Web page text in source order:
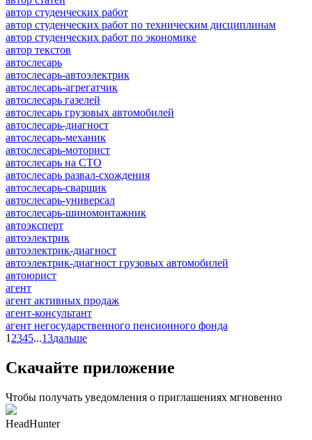
автор студенческих работ
автор студенческих работ по техническим дисциплинам
автор студенческих работ по экономике
автор текстов
автослесарь
автослесарь-автоэлектрик
автослесарь-агрегатчик
автослесарь газелей
автослесарь грузовых автомобилей
автослесарь-диагност
автослесарь-механик
автослесарь-моторист
автослесарь на СТО
автослесарь развал-схождения
автослесарь-сварщик
автослесарь-универсал
автослесарь-шиномонтажник
автоэксперт
автоэлектрик
автоэлектрик-диагност
автоэлектрик-диагност грузовых автомобилей
автоюрист
агент
агент активных продаж
агент-консультант
агент негосударственного пенсионного фонда
1 2345...13дальше
Скачайте приложение
Чтобы получать уведомления о приглашениях мгновенно
HeadHunter